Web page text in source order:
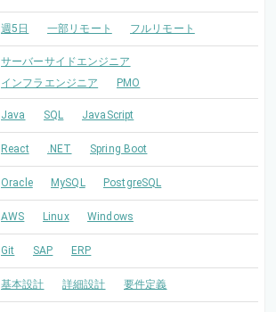
週5日 一部リモート フルリモート
サーバーサイドエンジニア
インフラエンジニア
PMO
Java SQL JavaScript
React .NET Spring Boot
Oracle MySQL PostgreSQL
AWS Linux Windows
Git SAP ERP
基本設計 詳細設計 要件定義